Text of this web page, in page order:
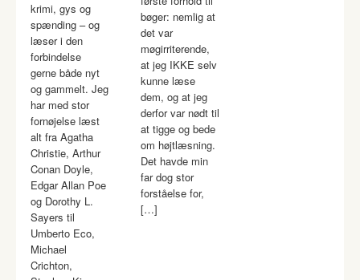
krimi, gys og
spænding – og
læser i den
forbindelse
gerne både nyt
og gammelt. Jeg
har med stor
fornøjelse læst
alt fra Agatha
Christie, Arthur
Conan Doyle,
Edgar Allan Poe
og Dorothy L.
Sayers til
Umberto Eco,
Michael
Crichton,
bøger: nemlig at
det var
møgirriterende,
at jeg IKKE selv
kunne læse
dem, og at jeg
derfor var nødt til
at tigge og bede
om højtlæsning.
Det havde min
far dog stor
forståelse for,
[…]